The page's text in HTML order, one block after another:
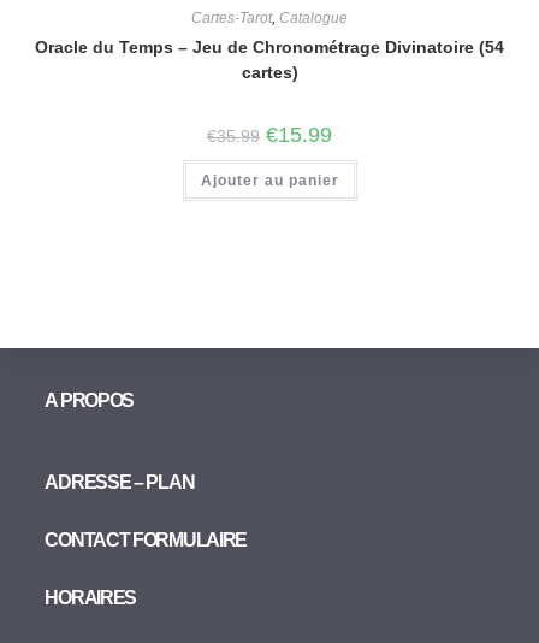
Cartes-Tarot, Catalogue
Oracle du Temps – Jeu de Chronométrage Divinatoire (54
cartes)
€35.99 €15.99
Ajouter au panier
A PROPOS
ADRESSE – PLAN
CONTACT FORMULAIRE
HORAIRES